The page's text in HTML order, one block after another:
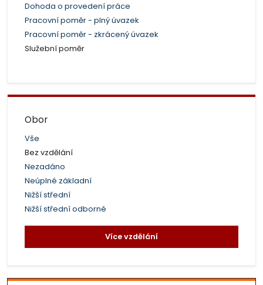
Dohoda o provedení práce
Pracovní poměr - plný úvazek
Pracovní poměr - zkrácený úvazek
Služební poměr
Obor
Vše
Bez vzdělání
Nezadáno
Neúplné základní
Nižší střední
Nižší střední odborné
Více vzdělání